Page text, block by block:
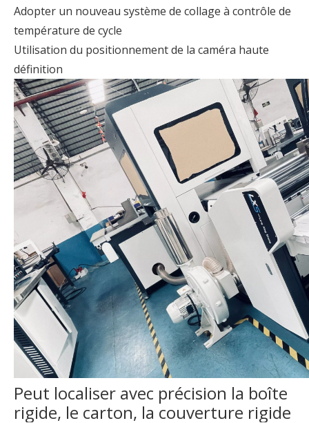
Adopter un nouveau système de collage à contrôle de
température de cycle
Utilisation du positionnement de la caméra haute
définition
Peut localiser avec précision la boîte
rigide, le carton, la couverture rigide